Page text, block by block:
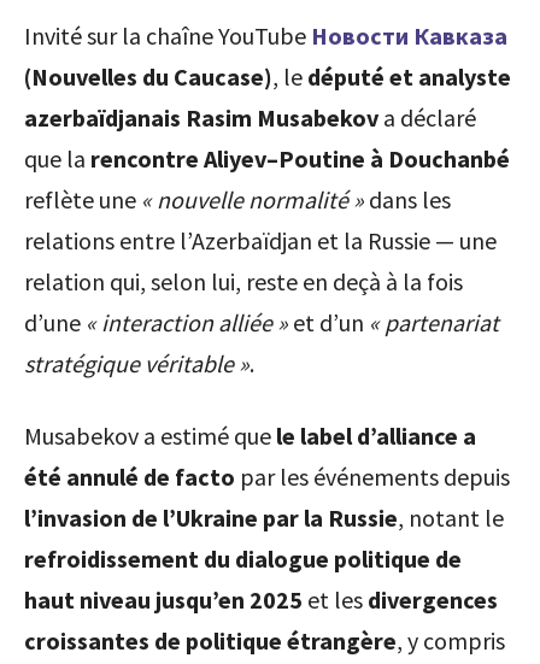
Invité sur la chaîne YouTube Новости Кавказа
(Nouvelles du Caucase), le député et analyste
azerbaïdjanais Rasim Musabekov a déclaré
que la rencontre Aliyev–Poutine à Douchanbé
reflète une « nouvelle normalité » dans les
relations entre l’Azerbaïdjan et la Russie — une
relation qui, selon lui, reste en deçà à la fois
d’une « interaction alliée » et d’un « partenariat
stratégique véritable ».
Musabekov a estimé que le label d’alliance a
été annulé de facto par les événements depuis
l’invasion de l’Ukraine par la Russie, notant le
refroidissement du dialogue politique de
haut niveau jusqu’en 2025 et les divergences
croissantes de politique étrangère, y compris